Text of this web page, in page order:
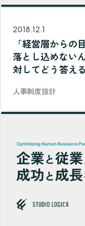
2018.12.1
「経営層からの
落とし込めない
対してどう答え
人事制度設計